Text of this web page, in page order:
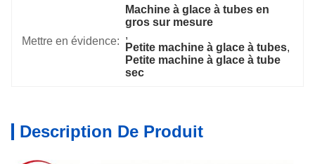
Mettre en évidence:
Machine à glace à tubes en
gros sur mesure
,
Petite machine à glace à tubes
Petite machine à glace à tube
sec
Description De Produit